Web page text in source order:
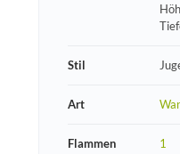
Stil
Art
Flammen 1